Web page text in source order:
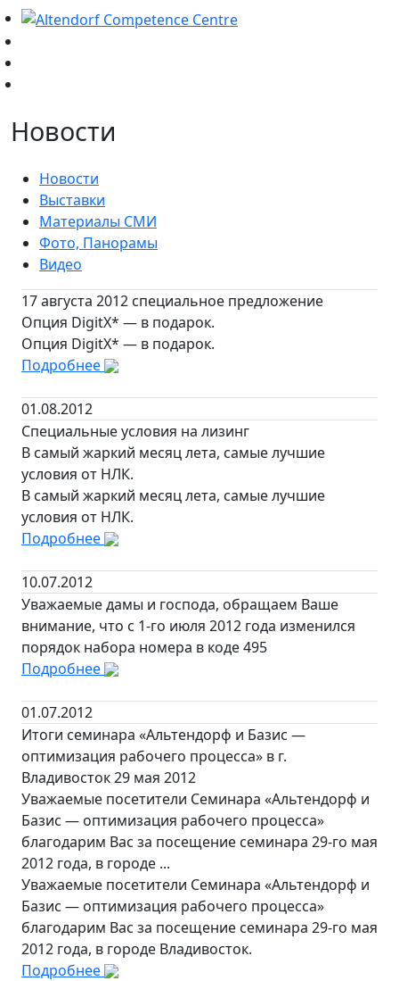
Новости
Новости
Выставки
Материалы СМИ
Фото, Панорамы
Видео
17 августа 2012 специальное предложение
Опция DigitX* — в подарок.
Опция DigitX* — в подарок.
Подробнее
01.08.2012
Специальные условия на лизинг
В самый жаркий месяц лета, самые лучшие
условия от НЛК.
В самый жаркий месяц лета, самые лучшие
условия от НЛК.
Подробнее
10.07.2012
Уважаемые дамы и господа, обращаем Ваше
внимание, что с 1-го июля 2012 года изменился
порядок набора номера в коде 495
Подробнее
01.07.2012
Итоги семинара «Альтендорф и Базис —
оптимизация рабочего процесса» в г.
Владивосток 29 мая 2012
Уважаемые посетители Семинара «Альтендорф и
Базис — оптимизация рабочего процесса»
благодарим Вас за посещение семинара 29-го мая
2012 года, в городе ...
Уважаемые посетители Семинара «Альтендорф и
Базис — оптимизация рабочего процесса»
благодарим Вас за посещение семинара 29-го мая
2012 года, в городе Владивосток.
Подробнее